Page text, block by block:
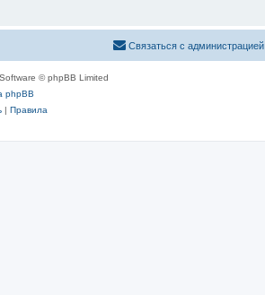
Связаться с администрацией
© phpBB Limited
phpBB
| Правила